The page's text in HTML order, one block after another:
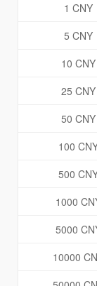
1 CNY
5 CNY
10 CNY
25 CNY
50 CNY
100
500
1000
5000
10000